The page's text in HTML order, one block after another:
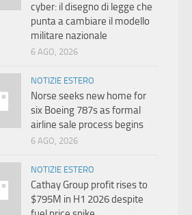
cyber: il disegno di legge che
punta a cambiare il modello
militare nazionale
6 AGO, 2026
NOTIZIE ESTERO
Norse seeks new home for
six Boeing 787s as formal
airline sale process begins
6 AGO, 2026
NOTIZIE ESTERO
Cathay Group profit rises to
$795M in H1 2026 despite